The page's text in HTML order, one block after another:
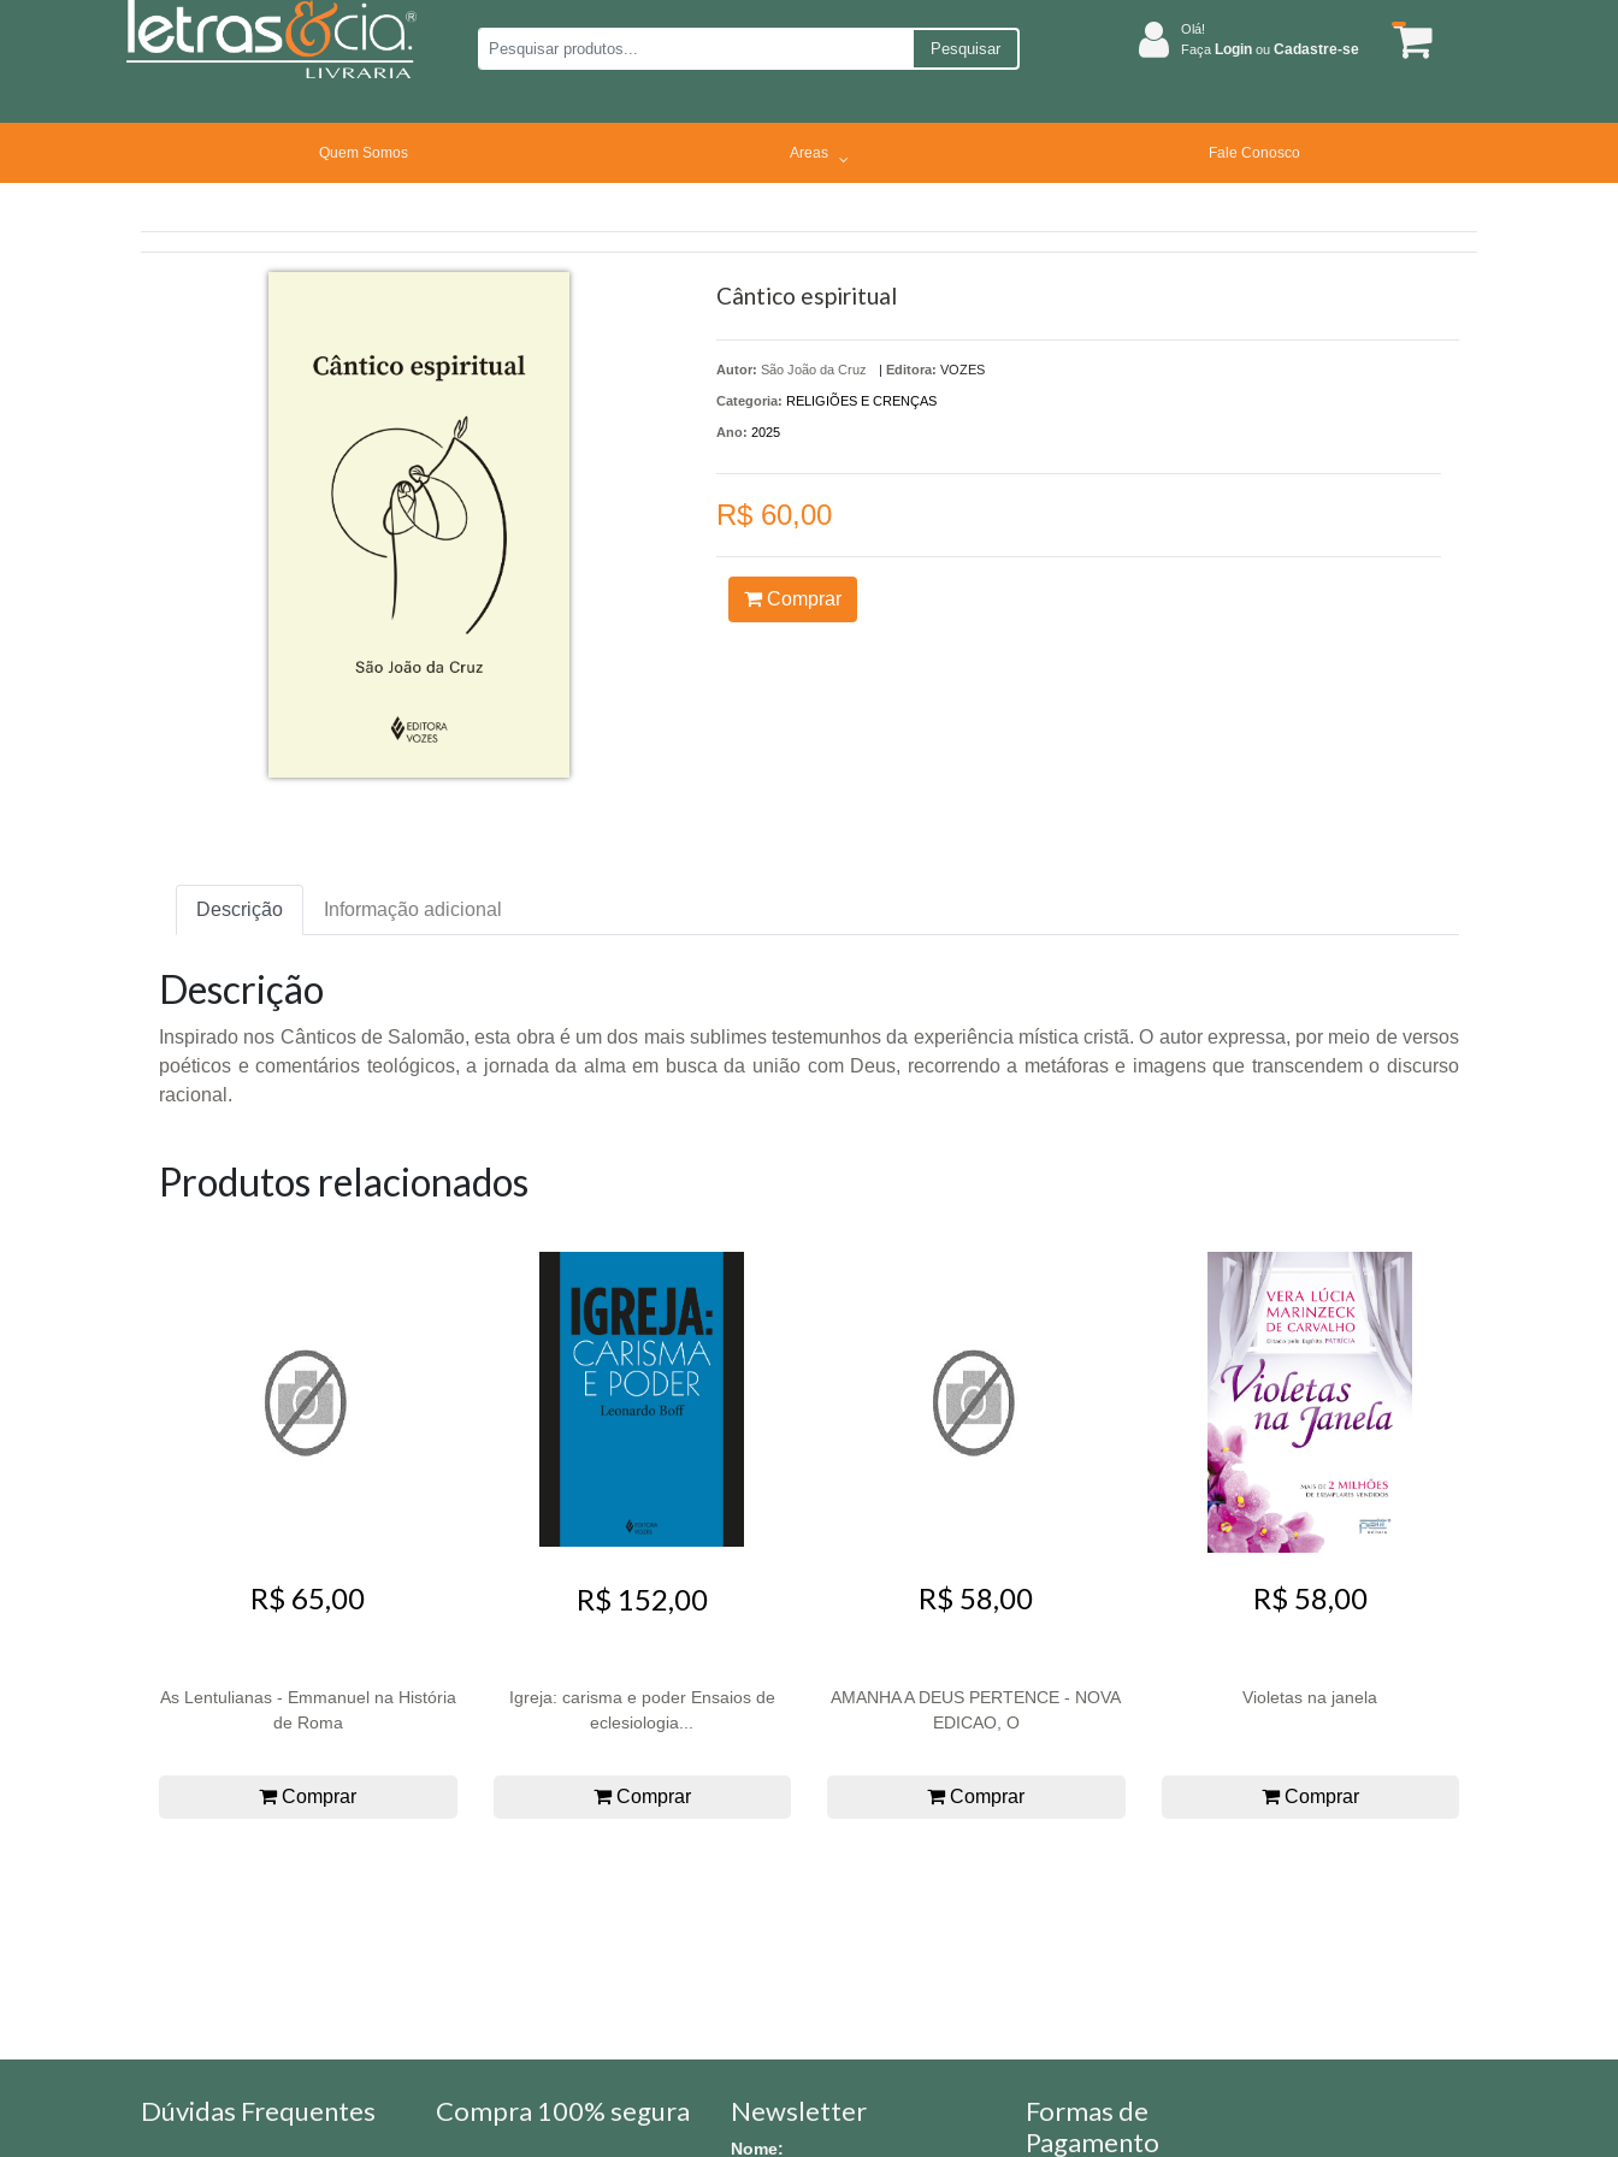
Pesquisar
Olá!
Faça Login ou Cadastre-se
Quem Somos Areas Fale Conosco
Cântico espiritual
Autor: São João da Cruz | Editora: VOZES
Categoria: RELIGIÕES E CRENÇAS
Ano: 2025
R$ 60,00
Comprar
Descrição Informação adicional
Descrição
Inspirado nos Cânticos de Salomão, esta obra é um dos mais sublimes testemunhos da experiência mística cristã. O autor expressa, por meio de versos
poéticos e comentários teológicos, a jornada da alma em busca da união com Deus, recorrendo a metáforas e imagens que transcendem o discurso
racional.
Produtos relacionados
R$ 65,00
As Lentulianas - Emmanuel na História
de Roma
Comprar
R$ 152,00
Igreja: carisma e poder Ensaios de
eclesiologia...
Comprar
R$ 58,00
AMANHA A DEUS PERTENCE - NOVA
EDICAO, O
Comprar
R$ 58,00
Violetas na janela
Comprar
Dúvidas Frequentes Compra 100% segura Newsletter
Nome:
Formas de
Pagamento